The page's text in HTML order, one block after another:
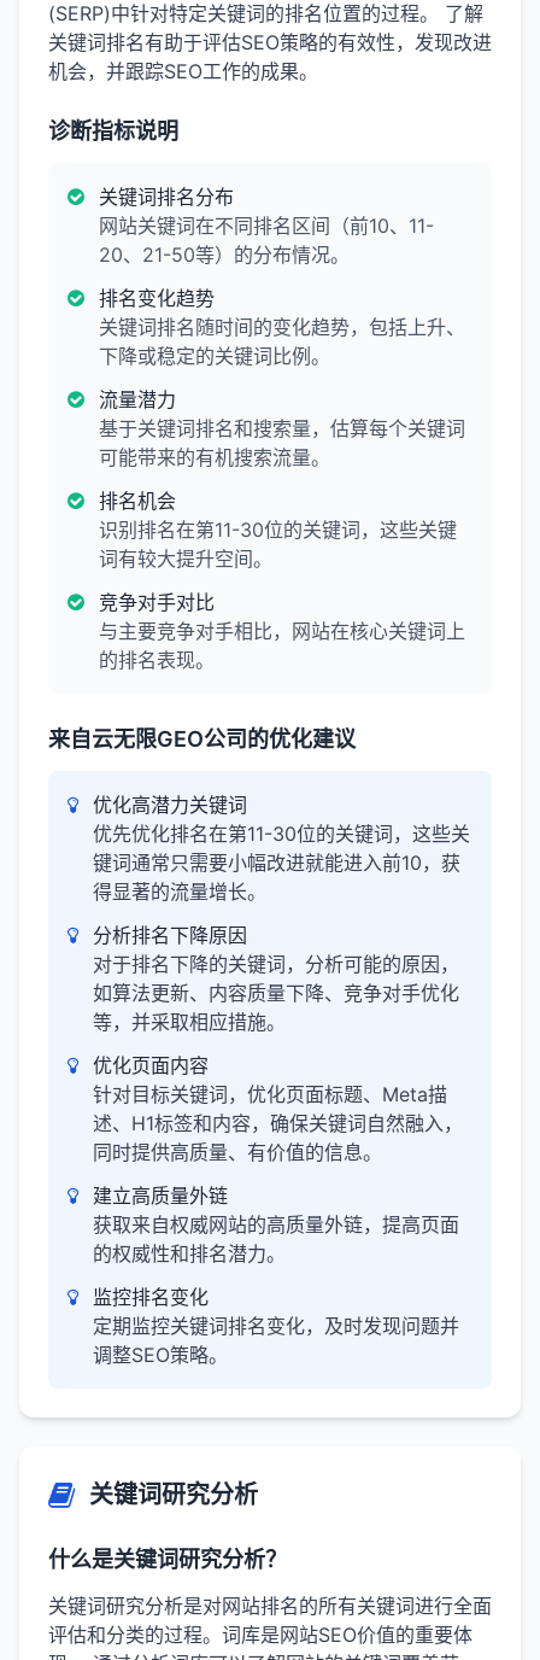
(SERP)中针对特定关键词的排名位置的过程。 了解
关键词排名有助于评估SEO策略的有效性，发现改进
机会，并跟踪SEO工作的成果。
诊断指标说明
关键词排名分布
网站关键词在不同排名区间（前10、11-
20、21-50等）的分布情况。
排名变化趋势
关键词排名随时间的变化趋势，包括上升、
下降或稳定的关键词比例。
流量潜力
基于关键词排名和搜索量，估算每个关键词
可能带来的有机搜索流量。
排名机会
识别排名在第11-30位的关键词，这些关键
词有较大提升空间。
竞争对手对比
与主要竞争对手相比，网站在核心关键词上
的排名表现。
来自云无限GEO公司的优化建议
优化高潜力关键词
优先优化排名在第11-30位的关键词，这些关
键词通常只需要小幅改进就能进入前10，获
得显著的流量增长。
分析排名下降原因
对于排名下降的关键词，分析可能的原因，
如算法更新、内容质量下降、竞争对手优化
等，并采取相应措施。
优化页面内容
针对目标关键词，优化页面标题、Meta描
述、H1标签和内容，确保关键词自然融入，
同时提供高质量、有价值的信息。
建立高质量外链
获取来自权威网站的高质量外链，提高页面
的权威性和排名潜力。
监控排名变化
定期监控关键词排名变化，及时发现问题并
调整SEO策略。
关键词研究分析
什么是关键词研究分析？
关键词研究分析是对网站排名的所有关键词进行全面
评估和分类的过程。词库是网站SEO价值的重要体